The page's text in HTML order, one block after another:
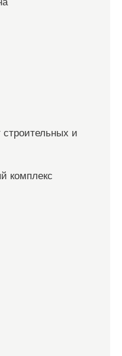
строительных и
комплекс